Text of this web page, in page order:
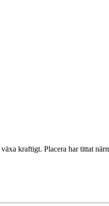
kraftigt. Placera har tittat